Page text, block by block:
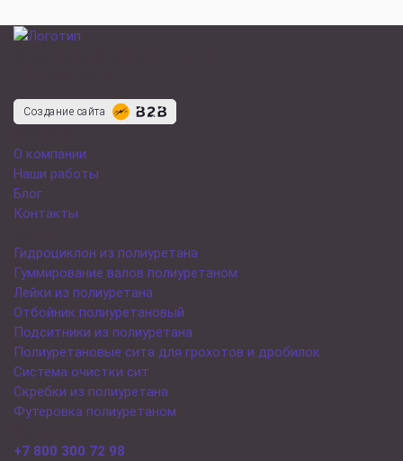
Создание сайта
О компании
Наши работы
Блог
Контакты
Гидроциклон из полиуретана
Гуммирование валов полиуретаном
Лейки из полиуретана
Отбойник полиуретановый
Подситники из полиуретана
Полиуретановые сита для грохотов и дробилок
Система очистки сит
Скребки из полиуретана
Футеровка полиуретаном
+7 800 300 72 98